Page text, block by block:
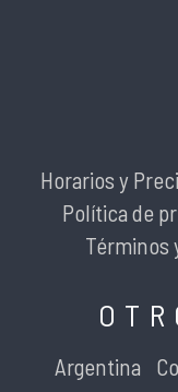
Horarios y
Política de
Términos
Argentina